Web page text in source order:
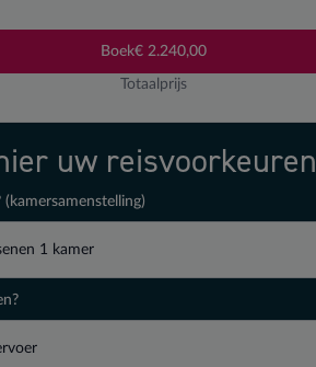
Boek€ 2.240,00
Totaalprijs
uw reisvoorkeuren
1 kamer